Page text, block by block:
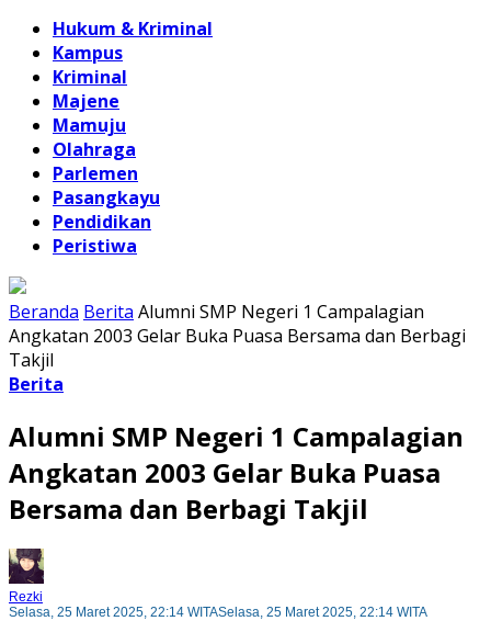
Hukum & Kriminal
Kampus
Kriminal
Majene
Mamuju
Olahraga
Parlemen
Pasangkayu
Pendidikan
Peristiwa
Beranda Berita Alumni SMP Negeri 1 Campalagian
Angkatan 2003 Gelar Buka Puasa Bersama dan Berbagi
Takjil
Berita
Alumni SMP Negeri 1 Campalagian
Angkatan 2003 Gelar Buka Puasa
Bersama dan Berbagi Takjil
Rezki
Selasa, 25 Maret 2025, 22:14 WITASelasa, 25 Maret 2025, 22:14 WITA